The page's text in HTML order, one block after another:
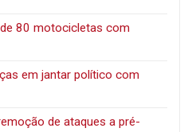
80 motocicletas com
em jantar político com
de ataques a pré-